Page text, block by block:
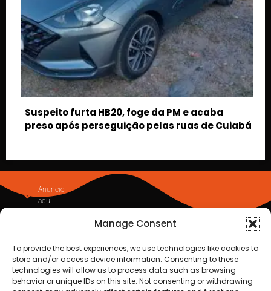
Manage Consent
To provide the best experiences, we use technologies like cookies to
store and/or access device information. Consenting to these
technologies will allow us to process data such as browsing
behavior or unique IDs on this site. Not consenting or withdrawing
e acaba
de Cuiabá